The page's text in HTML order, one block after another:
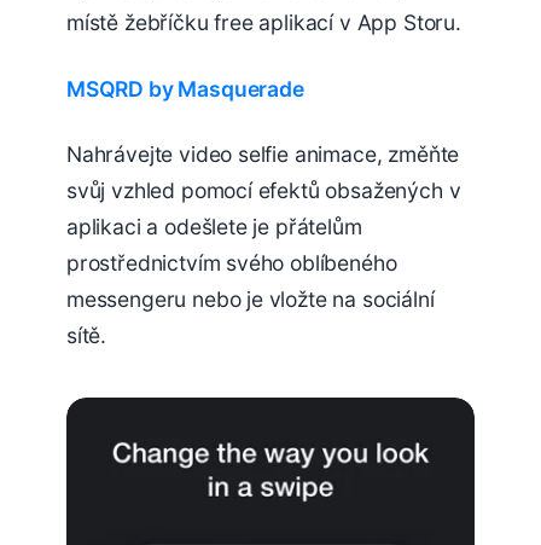
místě žebříčku free aplikací v App Storu.
MSQRD by Masquerade
Nahrávejte video selfie animace, změňte
svůj vzhled pomocí efektů obsažených v
aplikaci a odešlete je přátelům
prostřednictvím svého oblíbeného
messengeru nebo je vložte na sociální
sítě.